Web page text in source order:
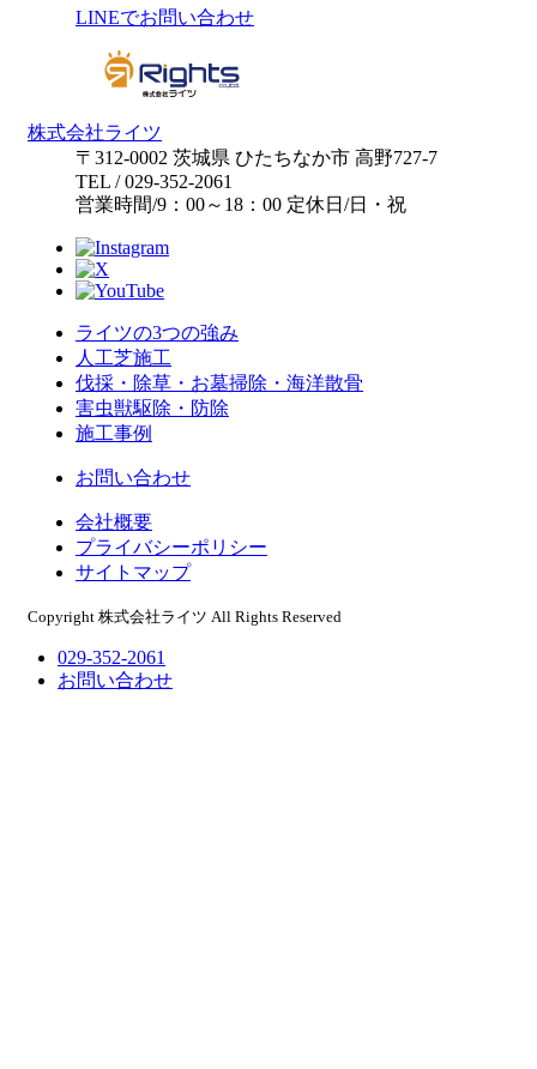
LINEでお問い合わせ
株式会社ライツ
〒312-0002 茨城県 ひたちなか市 高野727-7
TEL / 029-352-2061
営業時間/9：00～18：00 定休日 /日・祝
ライツの3つの強み
人工芝施工
伐採・除草・お墓掃除・海洋散骨
害虫獣駆除・防除
施工事例
お問い合わせ
会社概要
プライバシーポリシー
サイトマップ
Copyright 株式会社ライツ All Rights Reserved
029-352-2061
お問い合わせ